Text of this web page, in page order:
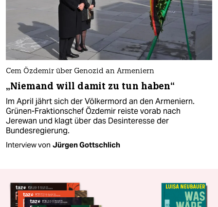
Cem Özdemir über Genozid an Armeniern
„Niemand will damit zu tun haben“
Im April jährt sich der Völkermord an den Armeniern.
Grünen-Fraktionschef Özdemir reiste vorab nach
Jerewan und klagt über das Desinteresse der
Bundesregierung.
Interview von Jürgen Gottschlich